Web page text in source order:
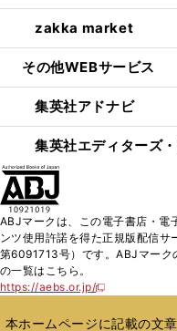
zakka market
その他WEBサービス
集英社アドナビ
集英社エディターズ
ABJマークは、この電子書店・電
ンツ使用許諾を得た正規版配信
第6091713号）です。ABJマーク
の一覧はこちら。
https://aebs.or.jp/
新
い
本ホームページに記載の文